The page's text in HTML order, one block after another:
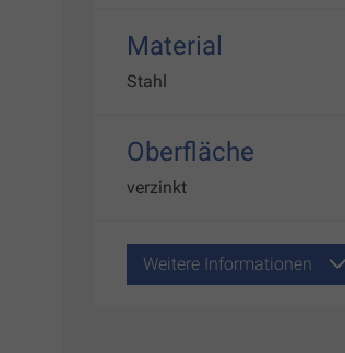
Material
Stahl
Oberfläche
verzinkt
Weitere Informationen